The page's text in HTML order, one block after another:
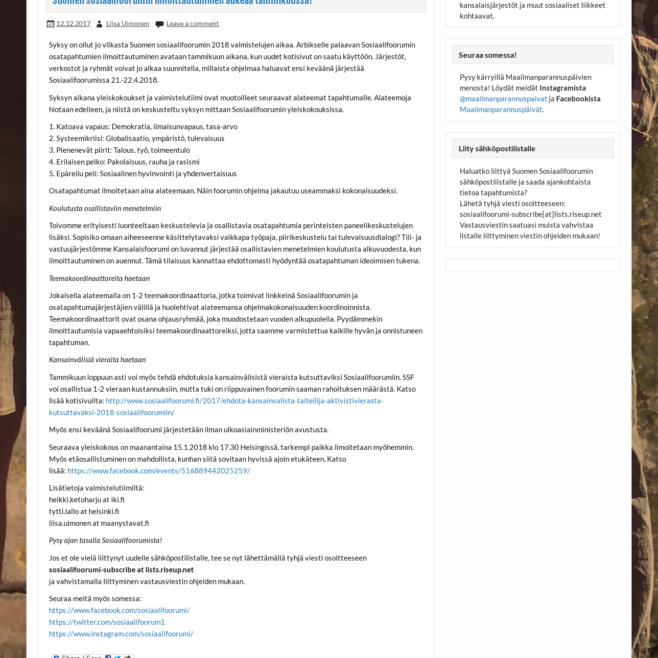
12.12.2017 Liisa Uimonen Leave a comment
Syksy on ollut jo vilkasta Suomen sosiaalifoorumin 2018 valmistelujen aikaa. Arbikselle palaavan Sosiaalifoorumin
osatapahtumien ilmoittautuminen avataan tammikuun aikana, kun uudet kotisivut on saatu käyttöön. Järjestöt,
verkostot ja ryhmät voivat jo alkaa suunnitella, millaista ohjelmaa haluavat ensi keväänä järjestää
Sosiaalifoorumissa 21.-22.4.2018.
Syksyn aikana yleiskokoukset ja valmistelutiimi ovat muotoilleet seuraavat alateemat tapahtumalle. Alateemoja
hiotaan edelleen, ja niistä on keskusteltu syksyn mittaan Sosiaalifoorumin yleiskokouksissa.
1. Katoava vapaus: Demokratia, ilmaisunvapaus, tasa-arvo
2. Systeemikriisi: Globalisaatio, ympäristö, tulevaisuus
3. Pienenevät piirit: Talous, työ, toimeentulo
4. Erilaisen pelko: Pakolaisuus, rauha ja rasismi
5. Epäreilu peli: Sosiaalinen hyvinvointi ja yhdenvertaisuus
Osatapahtumat ilmoitetaan aina alateemaan. Näin foorumin ohjelma jakautuu useammaksi kokonaisuudeksi.
Koulutusta osallistaviin menetelmiin
Toivomme erityisesti luonteeltaan keskustelevia ja osallistavia osatapahtumia perinteisten paneelikeskustelujen
lisäksi. Sopisiko omaan aiheeseenne käsittelytavaksi vaikkapa työpaja, piirikeskustelu tai tulevaisuusdialogi? Tili- ja
vastuujärjestömme Kansalaisfoorumi on luvannut järjestää osallistavien menetelmien koulutusta alkuvuodesta, kun
ilmoittautuminen on auennut. Tämä tilaisuus kannattaa ehdottomasti hyödyntää osatapahtuman ideoimisen tukena.
Teemakoordinaattoreita haetaan
Jokaisella alateemalla on 1-2 teemakoordinaattoria, jotka toimivat linkkeinä Sosiaalifoorumin ja
osatapahtumajärjestäjien välillä ja huolehtivat alateemansa ohjelmakokonaisuuden koordinoinnista.
Teemakoordinaattorit ovat osana ohjausryhmää, joka muodostetaan vuoden alkupuolella. Pyydämmekin
ilmoittautumisia vapaaehtoisiksi teemakoordinaattoreiksi, jotta saamme varmistettua kaikille hyvän ja onnistuneen
tapahtuman.
Kansainvälisiä vieraita haetaan
Tammikuun loppuun asti voi myös tehdä ehdotuksia kansainvälisistä vieraista kutsuttaviksi Sosiaalifoorumiin. SSF
voi osallistua 1-2 vieraan kustannuksiin, mutta tuki on riippuvainen foorumin saaman rahoituksen määrästä. Katso
lisää kotisivuilta: http://www.sosiaalifoorumi.fi/2017/ehdota-kansainvalista-taiteilija-aktivistivierasta-
kutsuttavaksi-2018-sosiaalifoorumiin/
Myös ensi keväänä Sosiaalifoorumi järjestetään ilman ulkoasiainministeriön avustusta.
Seuraava yleiskokous on maanantaina 15.1.2018 klo 17.30 Helsingissä, tarkempi paikka ilmoitetaan myöhemmin.
Myös etäosallistuminen on mahdollista, kunhan siitä sovitaan hyvissä ajoin etukäteen. Katso
lisää: https://www.facebook.com/events/516889442025259/
Lisätietoja valmistelutiimiltä:
heikki.ketoharju at iki.fi
tytti.lallo at helsinki.fi
liisa.uimonen at maanystavat.fi
Pysy ajan tasalla Sosiaalifoorumista!
Jos et ole vielä liittynyt uudelle sähköpostilistalle, tee se nyt lähettämällä tyhjä viesti osoitteeseen
sosiaalifoorumi-subscribe at lists.riseup.net
ja vahvistamalla liittyminen vastausviestin ohjeiden mukaan.
Seuraa meitä myös somessa:
https://www.facebook.com/sosiaalifoorumi/
https://twitter.com/sosiaalifoorum1
https://www.instagram.com/sosiaalifoorumi/
kansalaisjärjestöt ja muut sosiaaliset liikkeet
kohtaavat.
Seuraa somessa!
Pysy kärryillä Maailmanparannuspäivien
menosta! Löydät meidät Instagramista
@maailmanparannuspaivat ja Facebookista
Maailmanparannuspäivät.
Liity sähköpostilistalle
Haluatko liittyä Suomen Sosiaalifoorumin
sähköpostilistalle ja saada ajankohtaista
tietoa tapahtumista?
Lähetä tyhjä viesti osoitteeseen:
sosiaalifoorumi-subscribe[at]lists.riseup.net
Vastausviestin saatuasi muista vahvistaa
listalle liittyminen viestin ohjeiden mukaan!